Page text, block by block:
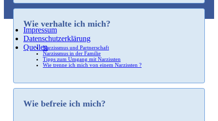
Wie verhalte ich mich?
Narzissmus und Partnerschaft
Narzissmus in der Familie
Tipps zum Umgang mit Narzissten
Wie trenne ich mich von einem Narzissten ?
Wie befreie ich mich?
Impressum
Datenschutzerklärung
Quellen